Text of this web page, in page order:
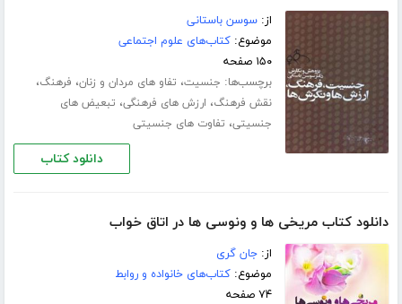
از:سوسن باستانی
موضوع:کتاب‌های علوم اجتماعی
۱۵۰ صفحه
برچسب‌ها: جنسیت، تفاو ‏‌های مردان و زنان، فرهنگ،
نقش فرهنگ، ارزش های فرهنگی، تبعیض های
جنسیتی، تفاوت‏ های جنسیتی
دانلود کتاب
دانلود کتاب مریخی ها و ونوسی ها در اتاق خواب
از:جان گری
موضوع:کتاب‌های خانواده و روابط
۷۴ صفحه